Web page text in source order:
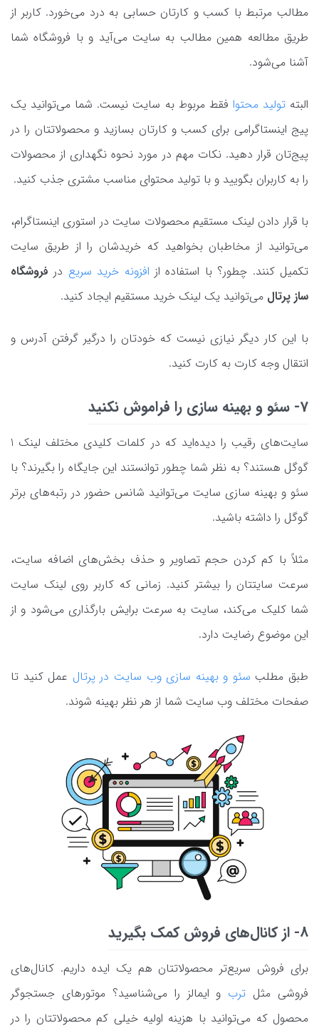
مطالب مرتبط با کسب و کارتان حسابی به درد می‌خورد. کاربر از
طریق مطالعه همین مطالب به سایت می‌آید و با فروشگاه شما
آشنا می‌شود.
البتهتولید محتوا فقط مربوط به سایت نیست. شما می‌توانید یک
پیج اینستاگرامی برای کسب و کارتان بسازید و محصولاتتان را در
پیج‌تان قرار دهید. نکات مهم در مورد نحوه نگهداری از محصولات
را به کاربران بگویید و با تولید محتوای مناسب مشتری جذب کنید.
با قرار دادن لینک مستقیم محصولات سایت در استوری اینستاگرام،
می‌توانید از مخاطبان بخواهید که خریدشان را از طریق سایت
تکمیل کنند. چطور؟ با استفاده از افزونه خرید سریع در فروشگاه
ساز پرتال می‌توانید یک لینک خرید مستقیم ایجاد کنید.
با این کار دیگر نیازی نیست که خودتان را درگیر گرفتن آدرس و
انتقال وجه کارت به کارت کنید.
7- سئو و بهینه سازی را فراموش نکنید
سایت‌های رقیب را دیده‌اید که در کلمات کلیدی مختلف لینک 1
گوگل هستند؟ به نظر شما چطور توانستند این جایگاه را بگیرند؟ با
سئو و بهینه سازی سایت می‌توانید شانس حضور در رتبه‌های برتر
گوگل را داشته باشید.
مثلاً با کم کردن حجم تصاویر و حذف بخش‌های اضافه سایت،
سرعت سایتتان را بیشتر کنید. زمانی که کاربر روی لینک سایت
شما کلیک می‌کند، سایت به سرعت برایش بارگذاری می‌شود و از
این موضوع رضایت دارد.
طبق مطلب سئو و بهینه سازی وب سایت در پرتال عمل کنید تا
صفحات مختلف وب سایت شما از هر نظر بهینه شوند.
8- از کانال‌های فروش کمک بگیرید
برای فروش سریع‌تر محصولاتتان هم یک ایده داریم. کانال‌های
فروشی مثل ترب و ایمالز را می‌شناسید؟ موتورهای جستجوگر
محصول که می‌توانید با هزینه اولیه خیلی کم محصولاتتان را در